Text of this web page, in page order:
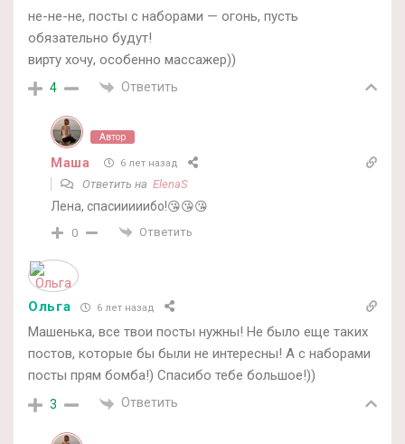
не-не-не, посты с наборами — огонь, пусть
обязательно будут!
вирту хочу, особенно массажер))
4 Ответить
Автор
Маша 6 лет назад
Ответить на ElenaS
Лена, спасииииибо!😘😘😘
0 Ответить
Ольга 6 лет назад
Машенька, все твои посты нужны! Не было еще таких
постов, которые бы были не интересны! А с наборами
посты прям бомба!) Спасибо тебе большое!))
3 Ответить